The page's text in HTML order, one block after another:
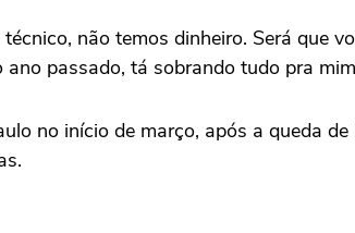
não temos dinheiro. Será que
passado, tá sobrando tudo pra
no início de março, após a queda